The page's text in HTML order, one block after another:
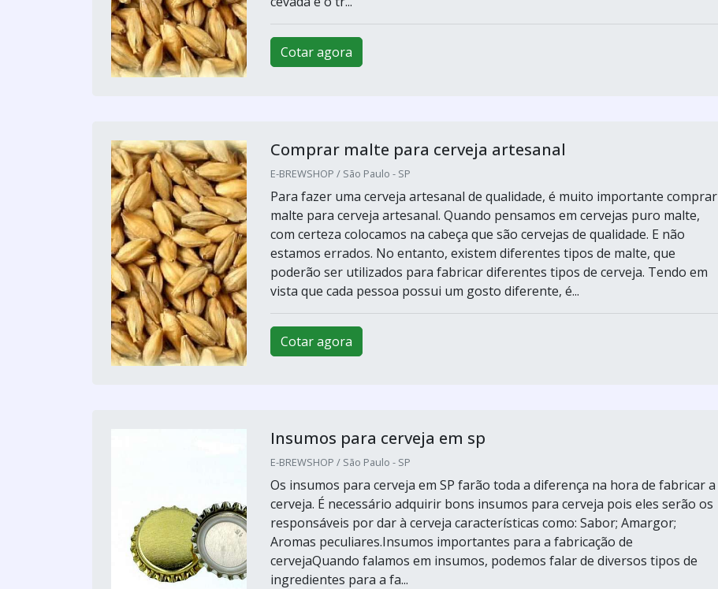
Cotar agora
Comprar malte para cerveja artesanal
E-BREWSHOP / São Paulo - SP
Para fazer uma cerveja artesanal de qualidade, é muito importante comprar
malte para cerveja artesanal. Quando pensamos em cervejas puro malte,
com certeza colocamos na cabeça que são cervejas de qualidade. E não
estamos errados. No entanto, existem diferentes tipos de malte, que
poderão ser utilizados para fabricar diferentes tipos de cerveja. Tendo em
vista que cada pessoa possui um gosto diferente, é...
Cotar agora
Insumos para cerveja em sp
E-BREWSHOP / São Paulo - SP
Os insumos para cerveja em SP farão toda a diferença na hora de fabricar a
cerveja. É necessário adquirir bons insumos para cerveja pois eles serão os
responsáveis por dar à cerveja características como: Sabor; Amargor;
Aromas peculiares.Insumos importantes para a fabricação de
cervejaQuando falamos em insumos, podemos falar de diversos tipos de
ingredientes para a fa...